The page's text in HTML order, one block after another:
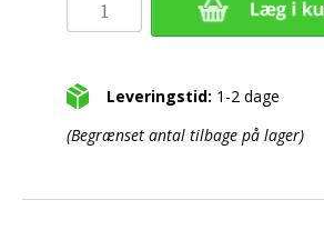
Leveringstid: 1-2 dage
(Begrænset antal tilbage på lager)